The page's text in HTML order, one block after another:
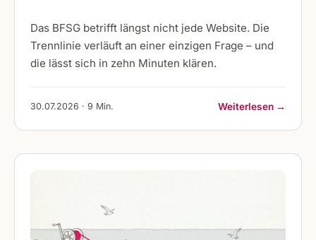
Das BFSG betrifft längst nicht jede Website. Die
Trennlinie verläuft an einer einzigen Frage – und
die lässt sich in zehn Minuten klären.
30.07.2026 · 9 Min. Weiterlesen →